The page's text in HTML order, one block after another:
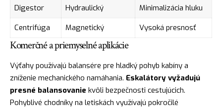
Digestor
Hydraulický
Minimalizácia hluku
Centrifúga
Magnetický Vysoká presnosť
Komerčné a priemyselné aplikácie
Výťahy používajú balansére pre hladký pohyb kabíny a
zníženie mechanického namáhania. Eskalátory vyžadujú
presné balansovanie kvôli bezpečnosti cestujúcich.
Pohyblivé chodníky na letiskách využívajú pokročilé